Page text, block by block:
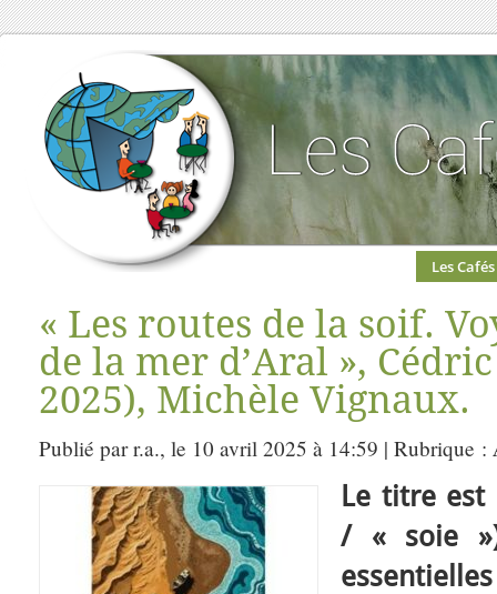
Les Cafés
« Les routes de la soif.
de la mer d’Aral »,
2025), Michèle Vignaux.
Publié par r.a., le 10 avril 2025 à 14:59 | Rubrique :
Le titre est
/ « soie